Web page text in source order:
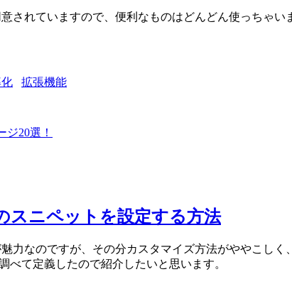
されていますので、便利なものはどんどん使っちゃ
拡張機能
スニペットを設定する方法
力なのですが、その分カスタマイズ方法がややこし
べて定義したので紹介したいと思います。